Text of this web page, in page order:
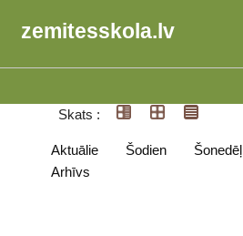
zemitesskola.lv
Skats :
Aktuālie Šodien Šonedēļ
Arhīvs